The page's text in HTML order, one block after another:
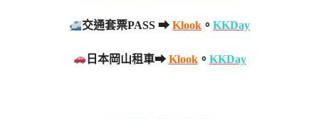
交通套票PASS ➡Klook 。KKDay
日本岡山租車➡ Klook。 KKDay